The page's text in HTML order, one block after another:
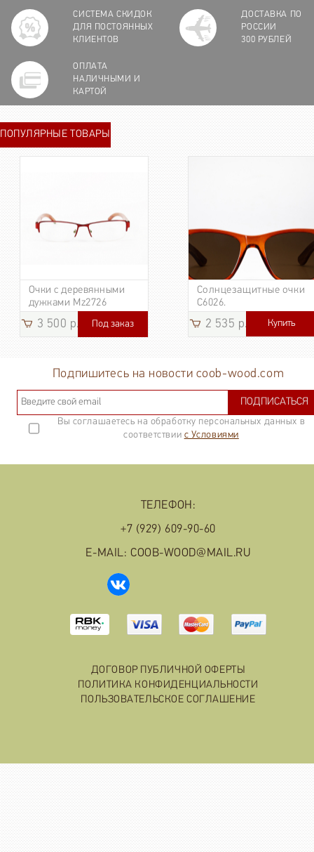
СИСТЕМА СКИДОК
ДЛЯ ПОСТОЯННЫХ
КЛИЕНТОВ
ДОСТАВКА ПО
РОССИИ
300 РУБЛЕЙ
ОПЛАТА
НАЛИЧНЫМИ И
КАРТОЙ
ПОПУЛЯРНЫЕ ТОВАРЫ
Очки с деревянными
дужками Mz2726
3 500 р. Под заказ
Солнцезащитные очки
C6026.
2 535 р. 3 185
Купить
Подпишитесь на новости coob-wood.com
ПОДПИСАТЬСЯ
Вы соглашаетесь на обработку персональных данных в
соответствии с Условиями
ТЕЛЕФОН:
+7 (929) 609-90-60
E-MAIL: COOB-WOOD@MAIL.RU
ДОГОВОР ПУБЛИЧНОЙ ОФЕРТЫ
ПОЛИТИКА КОНФИДЕНЦИАЛЬНОСТИ
ПОЛЬЗОВАТЕЛЬСКОЕ СОГЛАШЕНИЕ